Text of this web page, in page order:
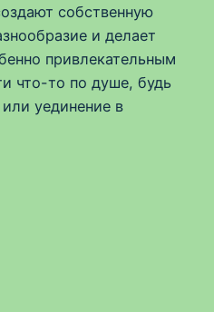
собственную
и делает
привлекательным
что-то по душе, будь
уединение в